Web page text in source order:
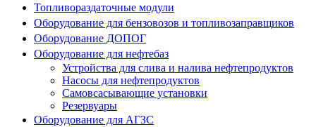
Топливораздаточные модули
Оборудование для бензовозов и топливозаправщиков
Оборудование ДОПОГ
Оборудование для нефтебаз
Устройства для слива и налива нефтепродуктов
Насосы для нефтепродуктов
Самовсасывающие установки
Резервуары
Оборудование для АГЗС